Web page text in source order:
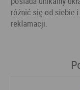
różnić się od siebie
reklamacji.